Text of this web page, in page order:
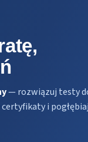
— rozwiązuj testy
i pogłębiaj